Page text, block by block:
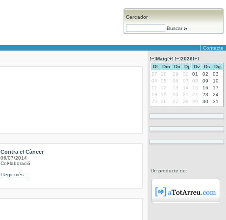
Cercador
Buscar
Contacte
Contra el Càncer
06/07/2014
Col•laboració
Llegir més...
Maig
2026
Dl
Dm Dc Dj Dv Ds
Dg
27
28 29 30 01 02
03
04
05 06 07 08 09
10
11
12 13 14 15 16
17
18
19 20 21 22 23
24
25
26 27 28 29 30 31
Un producte de: